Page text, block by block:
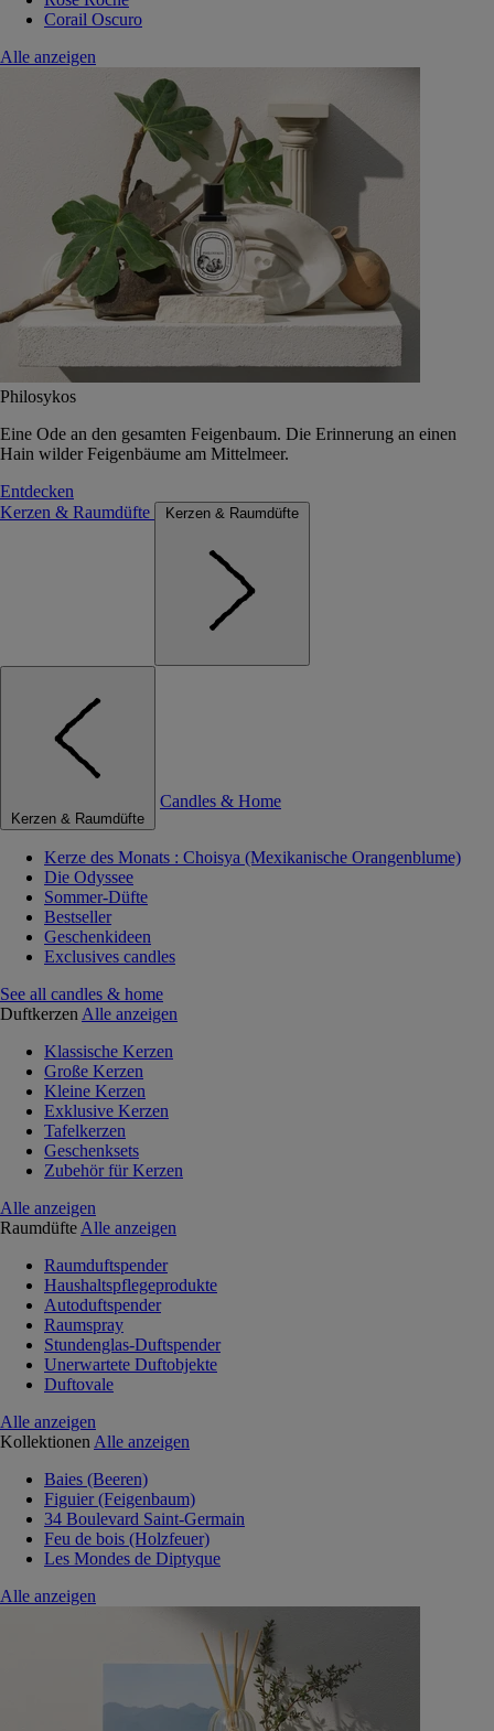
Corail Oscuro
Alle anzeigen
Philosykos
Eine Ode an den gesamten Feigenbaum. Die Erinnerung an einen
Hain wilder Feigenbäume am Mittelmeer.
Entdecken
Kerzen & Raumdüfte
Kerzen & Raumdüfte
Kerzen & Raumdüfte
Candles & Home
Kerze des Monats : Choisya (Mexikanische Orangenblume)
Die Odyssee
Sommer-Düfte
Bestseller
Geschenkideen
Exclusives candles
See all candles & home
Duftkerzen Alle anzeigen
Klassische Kerzen
Große Kerzen
Kleine Kerzen
Exklusive Kerzen
Tafelkerzen
Geschenksets
Zubehör für Kerzen
Alle anzeigen
Raumdüfte Alle anzeigen
Raumduftspender
Haushaltspflegeprodukte
Autoduftspender
Raumspray
Stundenglas-Duftspender
Unerwartete Duftobjekte
Duftovale
Alle anzeigen
Kollektionen Alle anzeigen
Baies (Beeren)
Figuier (Feigenbaum)
34 Boulevard Saint-Germain
Feu de bois (Holzfeuer)
Les Mondes de Diptyque
Alle anzeigen